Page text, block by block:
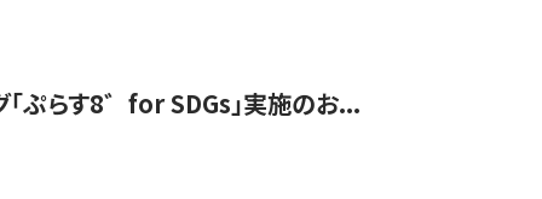
ぷらす8゛for SDGs」実施のお...